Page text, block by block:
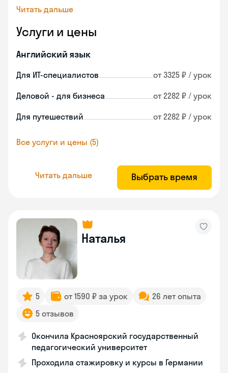
Читать дальше
Услуги и цены
Английский язык
Для ИТ-специалистов от 3325 ₽ / урок
Деловой - для бизнеса от 2282 ₽ / урок
Для путешествий от 2282 ₽ / урок
Все услуги и цены (5)
Читать дальше Выбрать время
Наталья
5 от 1590 ₽ за урок
26 лет опыта
5 отзывов
Окончила Красноярский государственный
педагогический университет
Проходила стажировку и курсы в Германии